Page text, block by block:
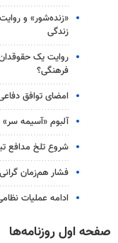
«زنده‌شور» و
زندگی
روایت یک حقوقدان
فرهنگی؟
امضای توافق
آلبوم «آسیمه
شروع تلخ مدافع
فشار هم‌زمان
ادامه عملیات
صفحه اول روزنامه‌ها